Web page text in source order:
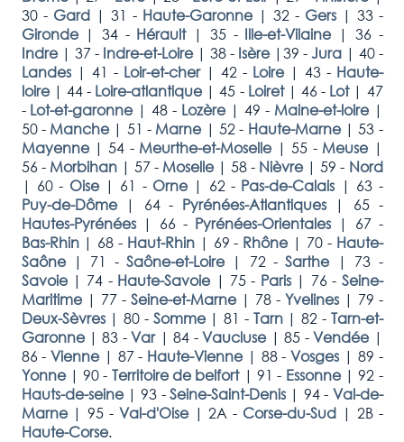
30 - Gard | 31 - Haute-Garonne | 32 - Gers | 33 -
Gironde | 34 - Hérault | 35 - Ille-et-Vilaine | 36 -
Indre | 37 - Indre-et-Loire | 38 - Isère | 39 -Jura | 40 -
Landes | 41 - Loir-et-cher | 42 - Loire | 43 - Haute-
loire | 44 - Loire-atlantique |45 - Loiret |46 - Lot | 47
- Lot-et-garonne | 48 - Lozère | 49 - Maine-et-loire |
50 - Manche | 51 - Marne | 52 - Haute-Marne |53 -
Mayenne |54 - Meurthe-et-Moselle |55 - Meuse |
56 - Morbihan | 57 - Moselle | 58 - Nièvre |59 - Nord
| 60 - Oise | 61 - Orne | 62 - Pas-de-Calais | 63 -
Puy-de-Dôme
| 64 - Pyrénées-Atlantiques |
65 -
Hautes-Pyrénées | 66 - Pyrénées-Orientales | 67 -
Bas-Rhin | 68 - Haut-Rhin | 69 - Rhône | 70 - Haute-
Saône | 71 - Saône-et-Loire | 72 -Sarthe | 73 -
Savoie | 74 - Haute-Savoie | 75 - Paris | 76 - Seine-
Maritime | 77 - Seine-et-Marne | 78 - Yvelines | 79 -
Deux-Sèvres | 80 - Somme | 81 - Tarn | 82 - Tarn-et-
Garonne |83 -Var |84 -Vaucluse |85 -Vendée |
86 -Vienne | 87 - Haute-Vienne | 88 -Vosges | 89 -
Yonne |90 - Territoire de belfort | 91 - Essonne | 92 -
Hauts-de-seine |93 -Seine-Saint-Denis | 94 - Val-de-
Marne |95 - Val-d'Oise |2A - Corse-du-Sud | 2B -
Haute-Corse.